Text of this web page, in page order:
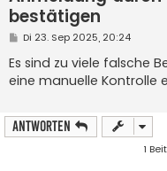
bestätigen
B
i
t
r
Di 23. Sep 2025, 20:24
Es sind zu viele falsche
eine manuelle Kontrolle
Antworten
1